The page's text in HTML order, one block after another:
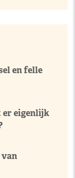
en felle
er eigenlijk
van